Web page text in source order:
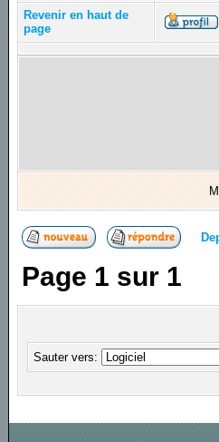
Revenir en haut de
page
Page 1 sur 1
Sauter vers: